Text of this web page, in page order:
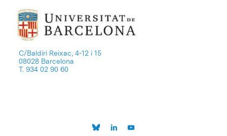
C/Baldiri Reixac, 4-12 i 15
08028 Barcelona
T. 934 02 90 60